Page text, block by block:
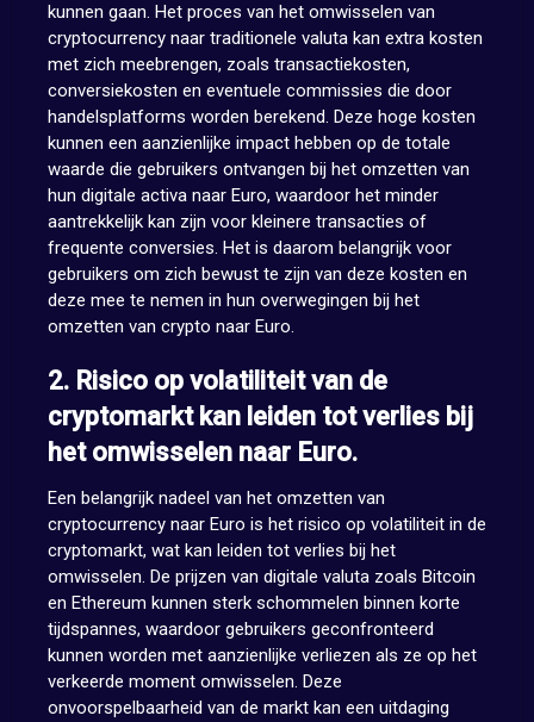
kunnen gaan. Het proces van het omwisselen van
cryptocurrency naar traditionele valuta kan extra kosten
met zich meebrengen, zoals transactiekosten,
conversiekosten en eventuele commissies die door
handelsplatforms worden berekend. Deze hoge kosten
kunnen een aanzienlijke impact hebben op de totale
waarde die gebruikers ontvangen bij het omzetten van
hun digitale activa naar Euro, waardoor het minder
aantrekkelijk kan zijn voor kleinere transacties of
frequente conversies. Het is daarom belangrijk voor
gebruikers om zich bewust te zijn van deze kosten en
deze mee te nemen in hun overwegingen bij het
omzetten van crypto naar Euro.
2. Risico op volatiliteit van de
cryptomarkt kan leiden tot verlies bij
het omwisselen naar Euro.
Een belangrijk nadeel van het omzetten van
cryptocurrency naar Euro is het risico op volatiliteit in de
cryptomarkt, wat kan leiden tot verlies bij het
omwisselen. De prijzen van digitale valuta zoals Bitcoin
en Ethereum kunnen sterk schommelen binnen korte
tijdspannes, waardoor gebruikers geconfronteerd
kunnen worden met aanzienlijke verliezen als ze op het
verkeerde moment omwisselen. Deze
onvoorspelbaarheid van de markt kan een uitdaging